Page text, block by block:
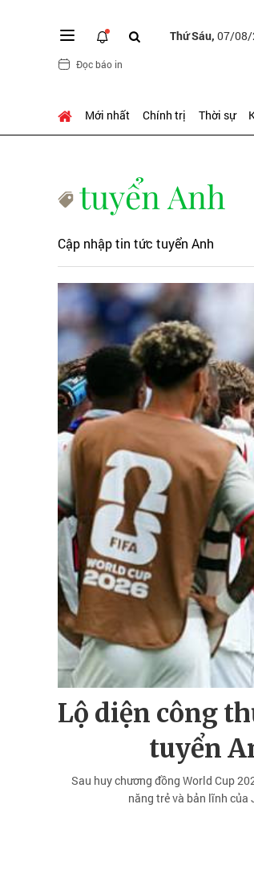
Thứ Sáu, 07/08/
Đọc báo in
Mới nhất Chính trị Thời sự
tuyển Anh
Cập nhập tin tức tuyển Anh
Lộ diện công
tuyển
Sau huy chương đồng World Cup
năng trẻ và bản lĩnh của